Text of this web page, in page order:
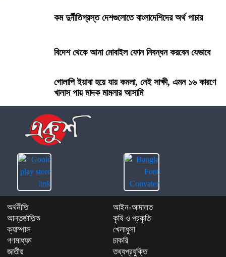
কম দুর্নীতিগ্রস্ত দেশগুলোতে বাংলাদেশিদের অর্থ পাচার
বিদেশ থেকে আনা মোবাইল ফোন নিবন্ধন করবেন যেভাবে
গোলাপি ইয়াবা হয়ে যায় কমলা, নেই সাক্ষী, এমন ১৬ কারণে
খালাস পায় মাদক মামলার আসামি
অর্থনীতি
আইন-আদালত
আন্তর্জাতিক
কৃষি ও প্রকৃতি
ক্যাম্পাস
খেলাধুলা
গণমাধ্যম
চাকরি
জাতীয়
তথ্যপ্রযুক্তি